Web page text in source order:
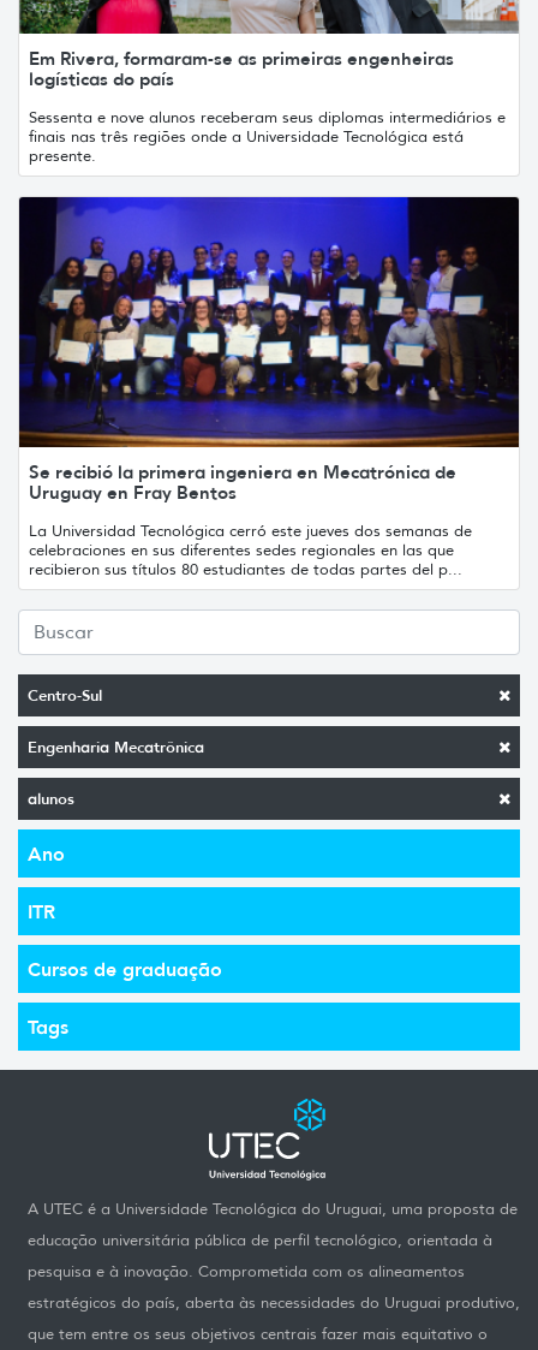
Centro-Sul
Engenharia Mecatrônica
alunos
Ano
ITR
Cursos de graduação
Tags
Em Rivera, formaram-se as primeiras engenheiras
logísticas do país
Sessenta e nove alunos receberam seus diplomas intermediários e
finais nas três regiões onde a Universidade Tecnológica está
presente.
Se recibió la primera ingeniera en Mecatrónica de
Uruguay en Fray Bentos
La Universidad Tecnológica cerró este jueves dos semanas de
celebraciones en sus diferentes sedes regionales en las que
recibieron sus títulos 80 estudiantes de todas partes del p...
A UTEC é a Universidade Tecnológica do Uruguai, uma proposta de
educação universitária pública de perfil tecnológico, orientada à
pesquisa e à inovação. Comprometida com os alineamentos
estratégicos do país, aberta às necessidades do Uruguai produtivo,
que tem entre os seus objetivos centrais fazer mais equitativo o